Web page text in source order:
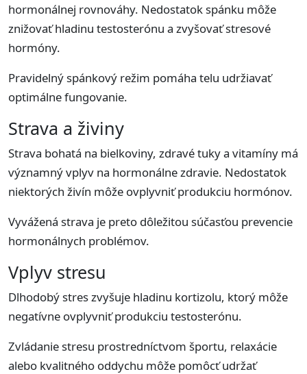
hormonálnej rovnováhy. Nedostatok spánku môže
znižovať hladinu testosterónu a zvyšovať stresové
hormóny.
Pravidelný spánkový režim pomáha telu udržiavať
optimálne fungovanie.
Strava a živiny
Strava bohatá na bielkoviny, zdravé tuky a vitamíny má
významný vplyv na hormonálne zdravie. Nedostatok
niektorých živín môže ovplyvniť produkciu hormónov.
Vyvážená strava je preto dôležitou súčasťou prevencie
hormonálnych problémov.
Vplyv stresu
Dlhodobý stres zvyšuje hladinu kortizolu, ktorý môže
negatívne ovplyvniť produkciu testosterónu.
Zvládanie stresu prostredníctvom športu, relaxácie
alebo kvalitného oddychu môže pomôcť udržať